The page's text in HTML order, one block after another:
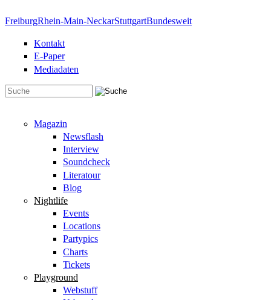
FreiburgRhein-Main-NeckarStuttgartBundesweit
Kontakt
E-Paper
Mediadaten
Magazin
Newsflash
Interview
Soundcheck
Literatour
Blog
Nightlife
Events
Locations
Partypics
Charts
Tickets
Playground
Webstuff